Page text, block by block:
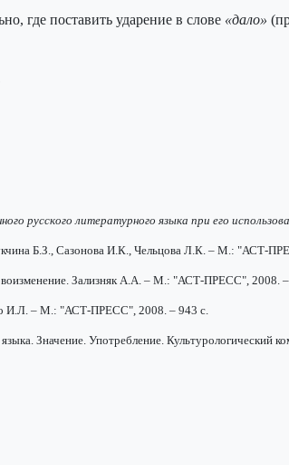
где поставить ударение в слове «дало»
русского литературного языка при его
Б.З., Сазонова И.К., Чельцова Л.К. – М.: "АСТ-
Зализняк А.А. – М.: "АСТ-ПРЕСС", 2008.
И.Л. – М.: "АСТ-ПРЕСС", 2008. – 943 с.
языка. Значение. Употребление.